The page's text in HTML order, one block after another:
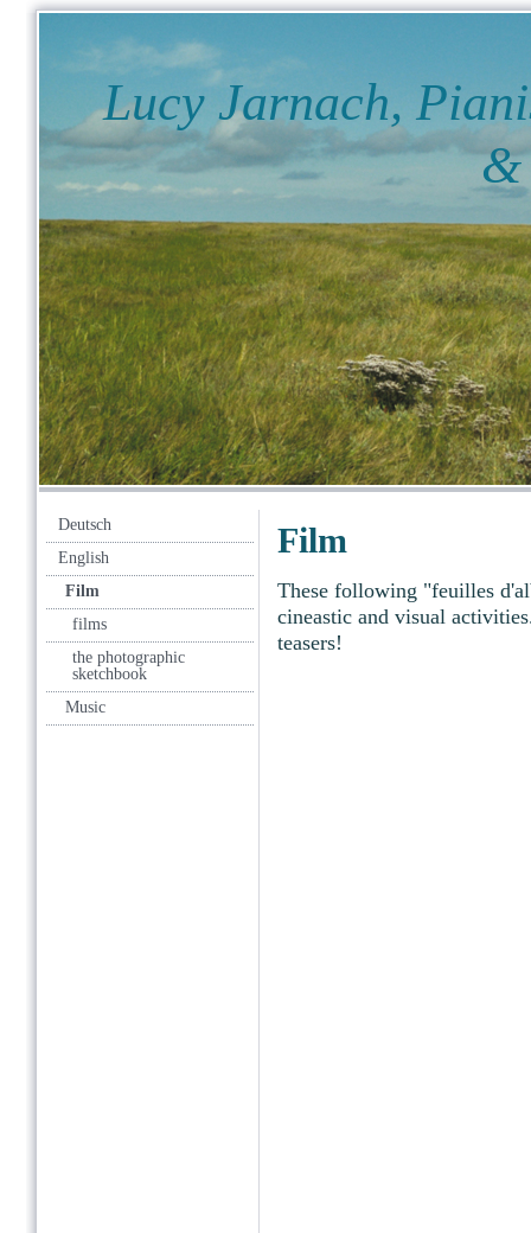
Lucy Jarnach,
&
Deutsch
English
Film
films
the photographic
sketchbook
Music
Film
These following "feuilles
cineastic and visual
teasers!